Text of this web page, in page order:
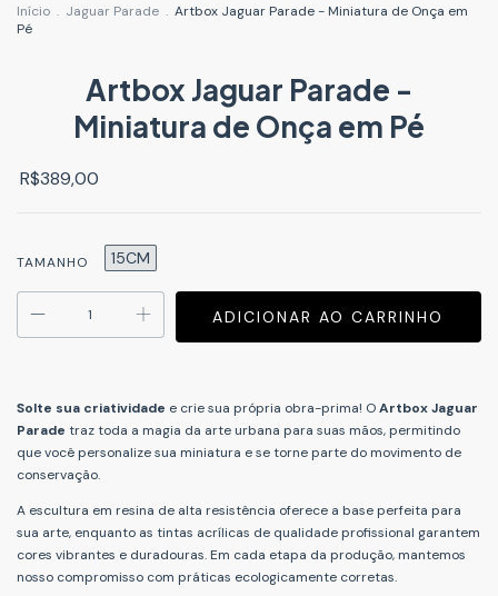
Início . Jaguar Parade . Artbox Jaguar Parade - Miniatura de Onça em
Pé
Artbox Jaguar Parade -
Miniatura de Onça em Pé
R$389,00
TAMANHO 15CM
Solte sua criatividade e crie sua própria obra-prima! OArtbox Jaguar
Parade traz toda a magia da arte urbana para suas mãos, permitindo
que você personalize sua miniatura e se torne parte do movimento de
conservação.
A escultura em resina de alta resistência oferece a base perfeita para
sua arte, enquanto as tintas acrílicas de qualidade profissional garantem
cores vibrantes e duradouras. Em cada etapa da produção, mantemos
nosso compromisso com práticas ecologicamente corretas.